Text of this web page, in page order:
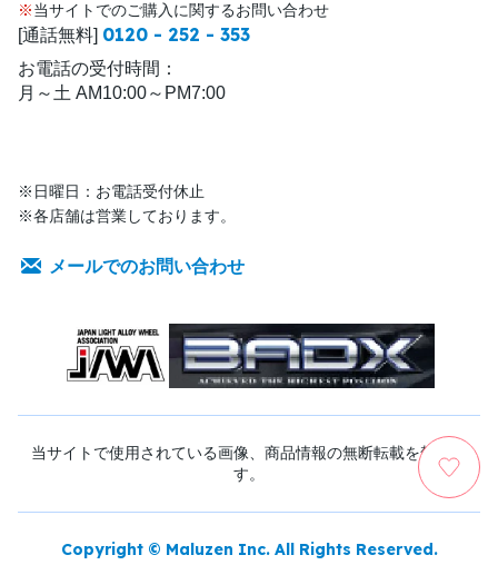
※当サイトでのご購入に関するお問い合わせ
[通話無料] 0120 - 252 - 353
お電話の受付時間：
月～土 AM10:00～PM7:00
※日曜日：お電話受付休止
※各店舗は営業しております。
メールでのお問い合わせ
当サイトで使用されている画像、商品情報の無断転載を禁じま
す。
Copyright © Maluzen Inc. All Rights Reserved.